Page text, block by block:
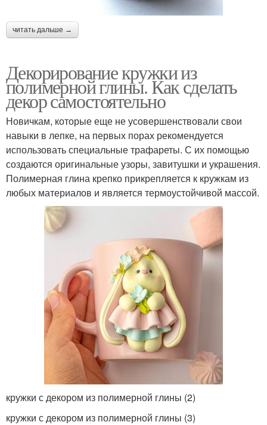
читать дальше →
Декорирование кружки из
полимерной глины. Как сделать
декор самостоятельно
Новичкам, которые еще не усовершенствовали свои
навыки в лепке, на первых порах рекомендуется
использовать специальные трафареты. С их помощью
создаются оригинальные узоры, завитушки и украшения.
Полимерная глина крепко прикрепляется к кружкам из
любых материалов и является термоустойчивой массой.
кружки с декором из полимерной глины (2)
кружки с декором из полимерной глины (3)